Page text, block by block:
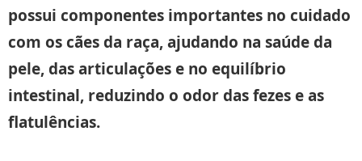
possui componentes importantes no cuidado
com os cães da raça, ajudando na saúde da
pele, das articulações e no equilíbrio
intestinal, reduzindo o odor das fezes e as
flatulências.